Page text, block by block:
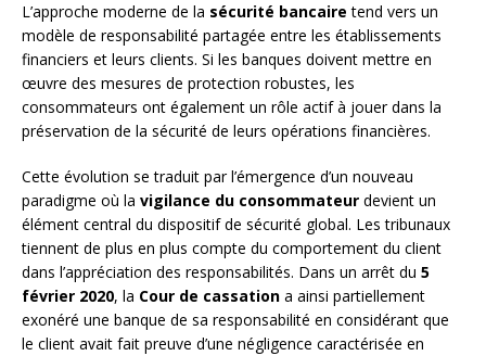
L’approche moderne de la sécurité bancaire tend vers un
modèle de responsabilité partagée entre les établissements
financiers et leurs clients. Si les banques doivent mettre en
œuvre des mesures de protection robustes, les
consommateurs ont également un rôle actif à jouer dans la
préservation de la sécurité de leurs opérations financières.
Cette évolution se traduit par l’émergence d’un nouveau
paradigme où la vigilance du consommateur devient un
élément central du dispositif de sécurité global. Les tribunaux
tiennent de plus en plus compte du comportement du client
dans l’appréciation des responsabilités. Dans un arrêt du 5
février 2020, la Cour de cassation a ainsi partiellement
exonéré une banque de sa responsabilité en considérant que
le client avait fait preuve d’une négligence caractérisée en